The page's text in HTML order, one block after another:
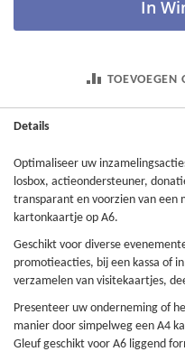
In
TOEVOEGEN
Details
Optimaliseer uw
losbox, actieondersteuner,
transparant en voorzien van een
kartonkaartje op A6.
Geschikt voor diverse
promotieacties, bij een kassa of
verzamelen van visitekaartjes,
Presenteer uw onderneming of
manier door simpelweg een A4
Gleuf geschikt voor A6 liggend